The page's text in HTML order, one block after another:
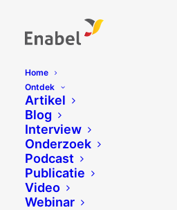
Home
Ontdek
Artikel
Blog
Interview
Onderzoek
Podcast
Publicatie
Video
Webinar